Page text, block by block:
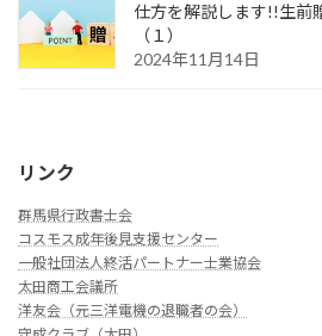
仕方を解説します!!生前
（１）
2024年11月14日
リンク
群馬県行政書士会
コスモス成年後見支援センター
一般社団法人終活パートナー士業協会
太田商工会議所
洋友会（元三洋電機の退職者の会）